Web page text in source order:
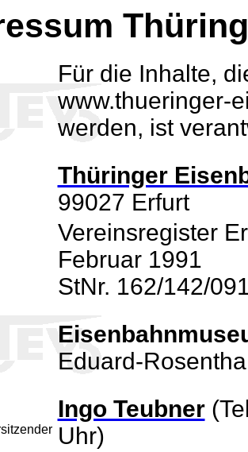
Für die Inhalte,
www.thueringer-
werden, ist
Thüringer
99027 Erfurt
Vereinsregister
Februar 1991
StNr. 162/142/
Eduard-
Ingo Teubner
Uhr)